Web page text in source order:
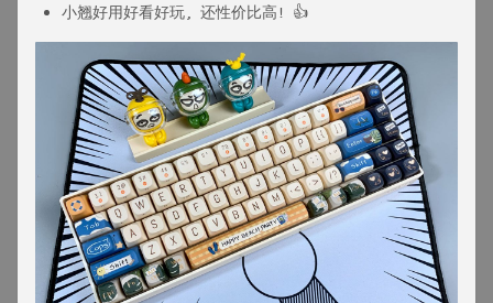
小翘好用好看好玩, 还性价比高! 👍